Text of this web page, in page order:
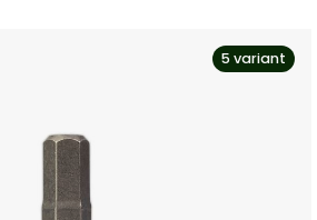
5 variant